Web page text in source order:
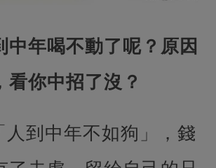
中年喝不動了呢？原因
看你中招了沒？
人到中年不如狗」，錢